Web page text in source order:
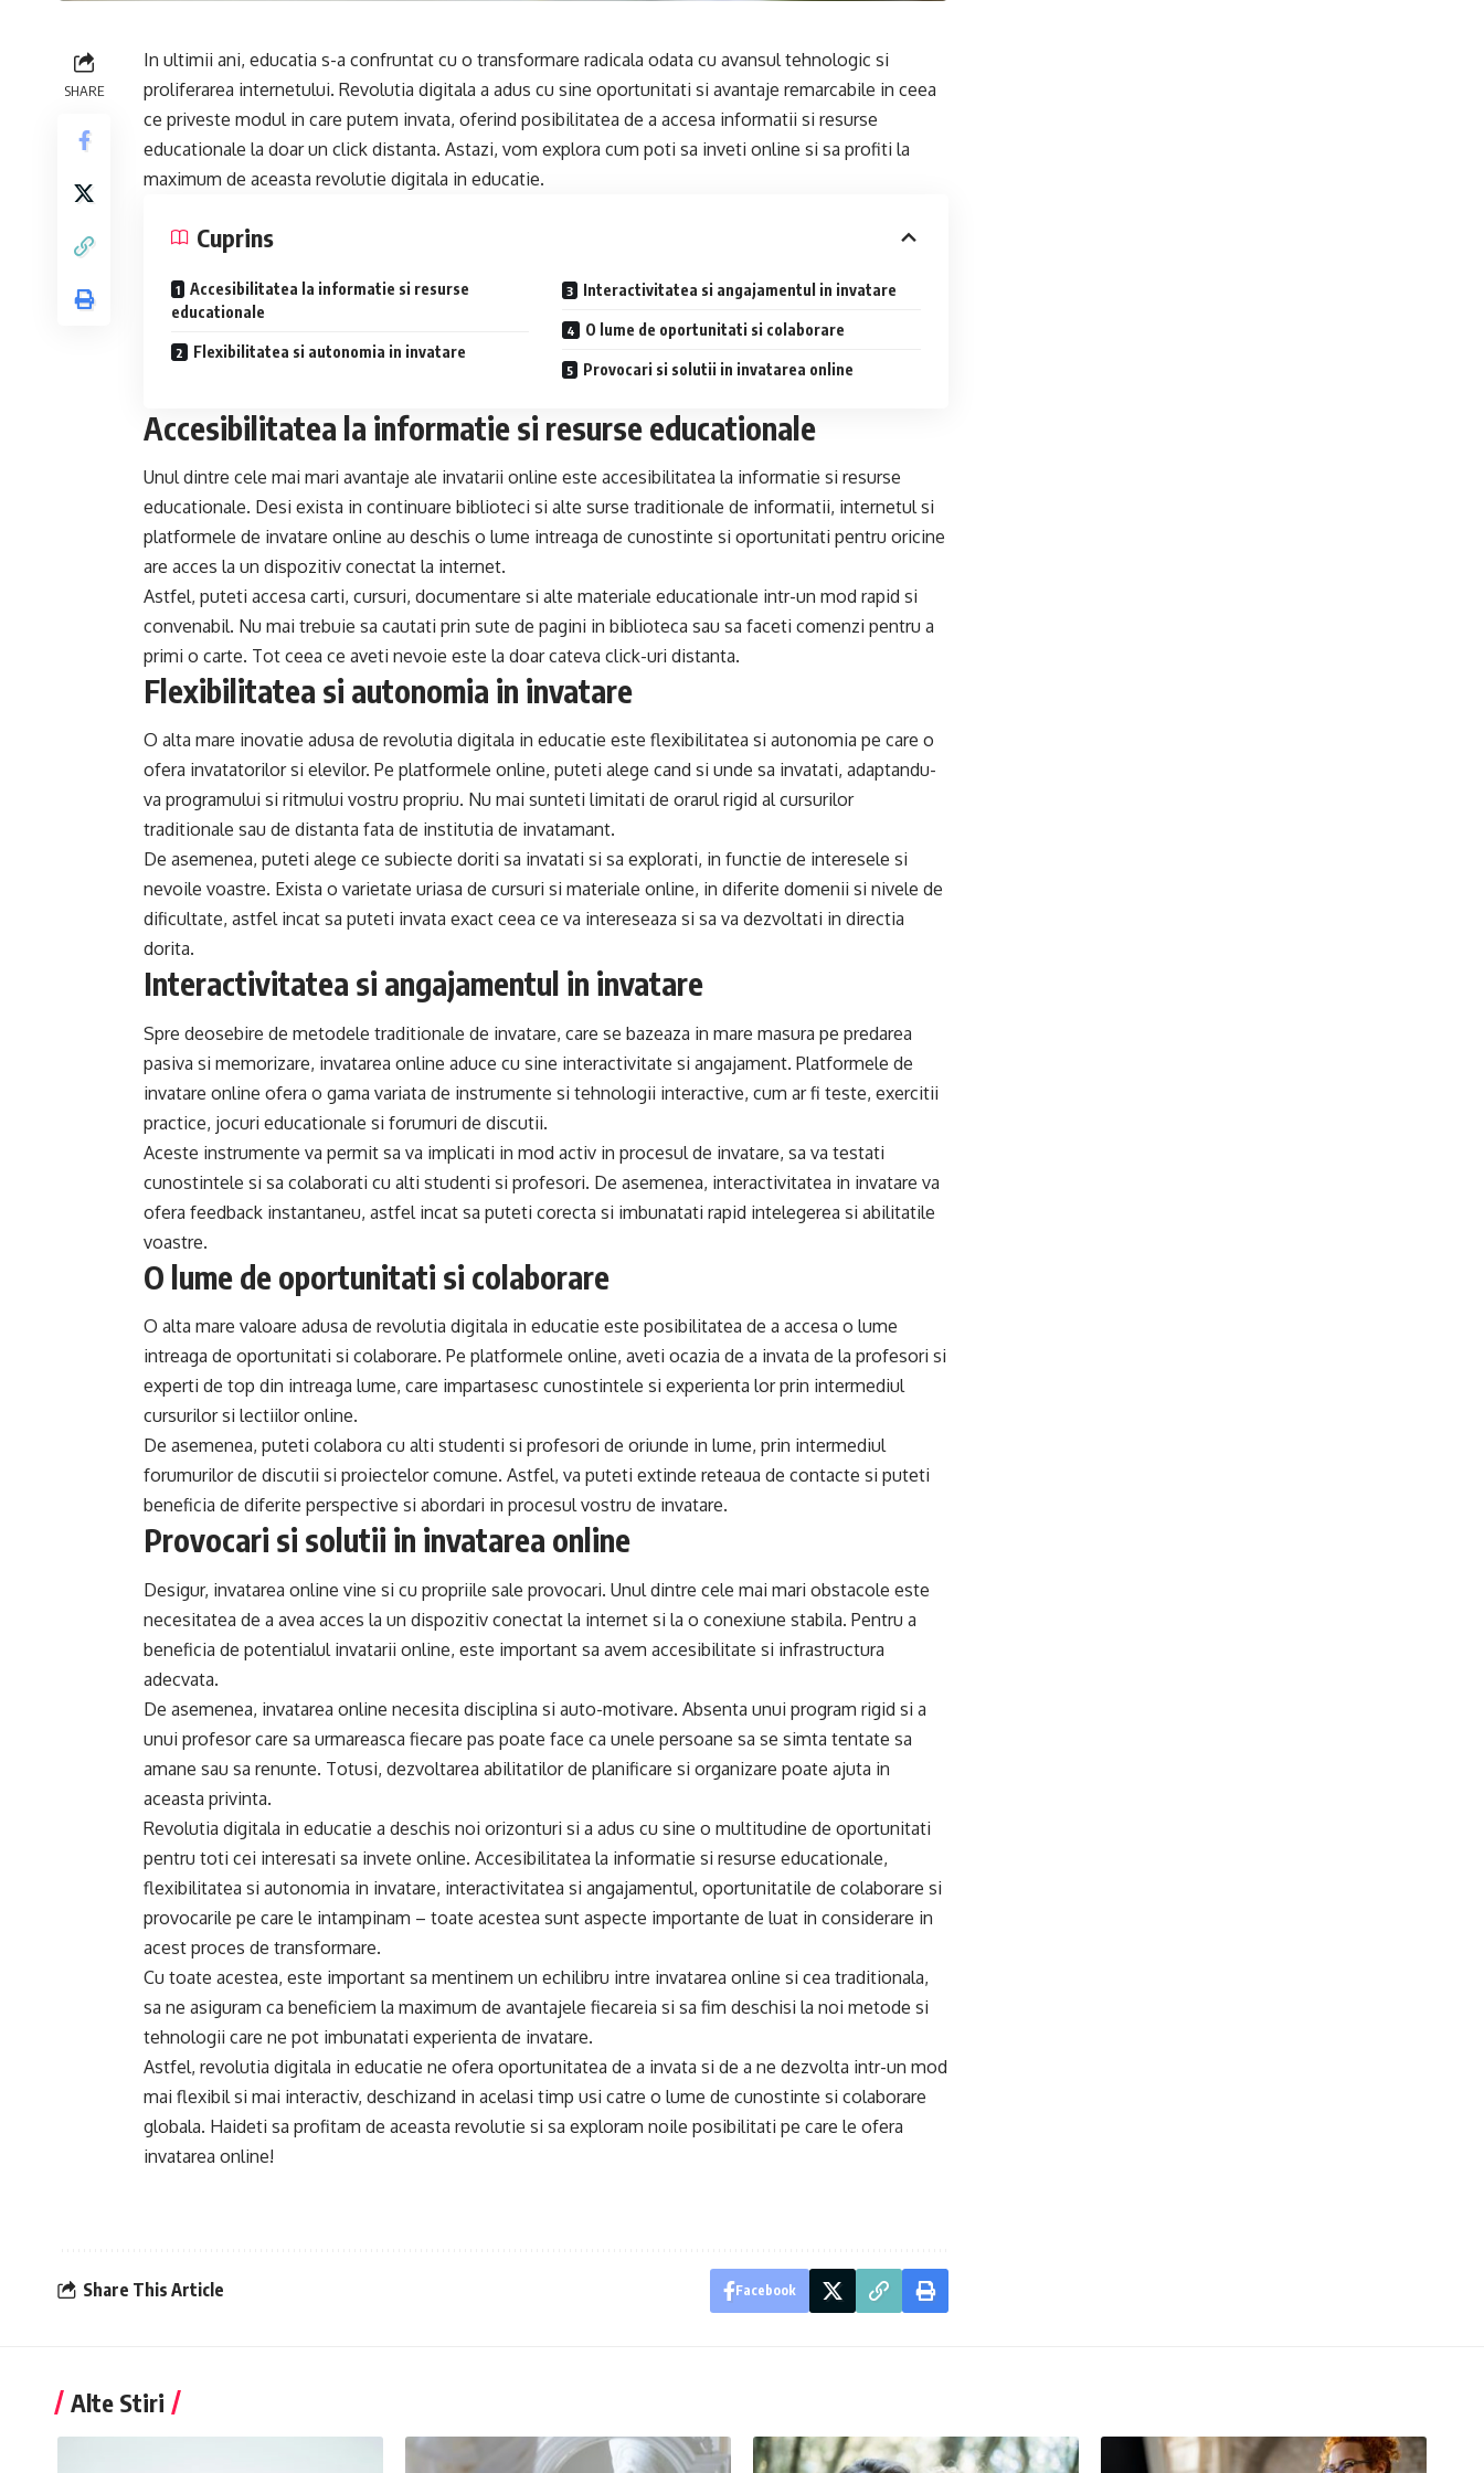
SHARE
In ultimii ani, educatia s-a confruntat cu o transformare radicala odata cu avansul tehnologic si
proliferarea internetului. Revolutia digitala a adus cu sine oportunitati si avantaje remarcabile in ceea
ce priveste modul in care putem invata, oferind posibilitatea de a accesa informatii si resurse
educationale la doar un click distanta. Astazi, vom explora cum poti sa inveti online si sa profiti la
maximum de aceasta revolutie digitala in educatie.
Cuprins
Accesibilitatea la informatie si resurse
educationale
Flexibilitatea si autonomia in invatare
Interactivitatea si angajamentul in invatare
O lume de oportunitati si colaborare
Provocari si solutii in invatarea online
Accesibilitatea la informatie si resurse educationale
Unul dintre cele mai mari avantaje ale invatarii online este accesibilitatea la informatie si resurse
educationale. Desi exista in continuare biblioteci si alte surse traditionale de informatii, internetul si
platformele de invatare online au deschis o lume intreaga de cunostinte si oportunitati pentru oricine
are acces la un dispozitiv conectat la internet.
Astfel, puteti accesa carti, cursuri, documentare si alte materiale educationale intr-un mod rapid si
convenabil. Nu mai trebuie sa cautati prin sute de pagini in biblioteca sau sa faceti comenzi pentru a
primi o carte. Tot ceea ce aveti nevoie este la doar cateva click-uri distanta.
Flexibilitatea si autonomia in invatare
O alta mare inovatie adusa de revolutia digitala in educatie este flexibilitatea si autonomia pe care o
ofera invatatorilor si elevilor. Pe platformele online, puteti alege cand si unde sa invatati, adaptandu-
va programului si ritmului vostru propriu. Nu mai sunteti limitati de orarul rigid al cursurilor
traditionale sau de distanta fata de institutia de invatamant.
De asemenea, puteti alege ce subiecte doriti sa invatati si sa explorati, in functie de interesele si
nevoile voastre. Exista o varietate uriasa de cursuri si materiale online, in diferite domenii si nivele de
dificultate, astfel incat sa puteti invata exact ceea ce va intereseaza si sa va dezvoltati in directia
dorita.
Interactivitatea si angajamentul in invatare
Spre deosebire de metodele traditionale de invatare, care se bazeaza in mare masura pe predarea
pasiva si memorizare, invatarea online aduce cu sine interactivitate si angajament. Platformele de
invatare online ofera o gama variata de instrumente si tehnologii interactive, cum ar fi teste, exercitii
practice, jocuri educationale si forumuri de discutii.
Aceste instrumente va permit sa va implicati in mod activ in procesul de invatare, sa va testati
cunostintele si sa colaborati cu alti studenti si profesori. De asemenea, interactivitatea in invatare va
ofera feedback instantaneu, astfel incat sa puteti corecta si imbunatati rapid intelegerea si abilitatile
voastre.
O lume de oportunitati si colaborare
O alta mare valoare adusa de revolutia digitala in educatie este posibilitatea de a accesa o lume
intreaga de oportunitati si colaborare. Pe platformele online, aveti ocazia de a invata de la profesori si
experti de top din intreaga lume, care impartasesc cunostintele si experienta lor prin intermediul
cursurilor si lectiilor online.
De asemenea, puteti colabora cu alti studenti si profesori de oriunde in lume, prin intermediul
forumurilor de discutii si proiectelor comune. Astfel, va puteti extinde reteaua de contacte si puteti
beneficia de diferite perspective si abordari in procesul vostru de invatare.
Provocari si solutii in invatarea online
Desigur, invatarea online vine si cu propriile sale provocari. Unul dintre cele mai mari obstacole este
necesitatea de a avea acces la un dispozitiv conectat la internet si la o conexiune stabila. Pentru a
beneficia de potentialul invatarii online, este important sa avem accesibilitate si infrastructura
adecvata.
De asemenea, invatarea online necesita disciplina si auto-motivare. Absenta unui program rigid si a
unui profesor care sa urmareasca fiecare pas poate face ca unele persoane sa se simta tentate sa
amane sau sa renunte. Totusi, dezvoltarea abilitatilor de planificare si organizare poate ajuta in
aceasta privinta.
Revolutia digitala in educatie a deschis noi orizonturi si a adus cu sine o multitudine de oportunitati
pentru toti cei interesati sa invete online. Accesibilitatea la informatie si resurse educationale,
flexibilitatea si autonomia in invatare, interactivitatea si angajamentul, oportunitatile de colaborare si
provocarile pe care le intampinam – toate acestea sunt aspecte importante de luat in considerare in
acest proces de transformare.
Cu toate acestea, este important sa mentinem un echilibru intre invatarea online si cea traditionala,
sa ne asiguram ca beneficiem la maximum de avantajele fiecareia si sa fim deschisi la noi metode si
tehnologii care ne pot imbunatati experienta de invatare.
Astfel, revolutia digitala in educatie ne ofera oportunitatea de a invata si de a ne dezvolta intr-un mod
mai flexibil si mai interactiv, deschizand in acelasi timp usi catre o lume de cunostinte si colaborare
globala. Haideti sa profitam de aceasta revolutie si sa exploram noile posibilitati pe care le ofera
invatarea online!
Share This Article Facebook
Alte Stiri